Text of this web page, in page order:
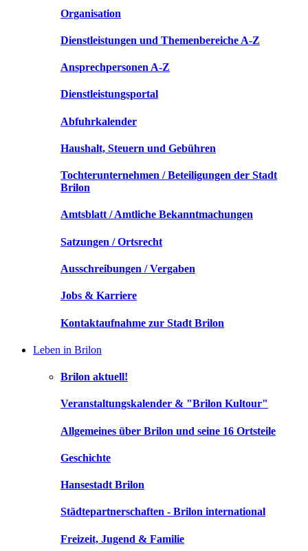
Organisation
Dienstleistungen und Themenbereiche A-Z
Ansprechpersonen A-Z
Dienstleistungsportal
Abfuhrkalender
Haushalt, Steuern und Gebühren
Tochterunternehmen / Beteiligungen der Stadt
Brilon
Amtsblatt / Amtliche Bekanntmachungen
Satzungen / Ortsrecht
Ausschreibungen / Vergaben
Jobs & Karriere
Kontaktaufnahme zur Stadt Brilon
Leben in Brilon
Brilon aktuell!
Veranstaltungskalender & "Brilon Kultour"
Allgemeines über Brilon und seine 16 Ortsteile
Geschichte
Hansestadt Brilon
Städtepartnerschaften - Brilon international
Freizeit, Jugend & Familie